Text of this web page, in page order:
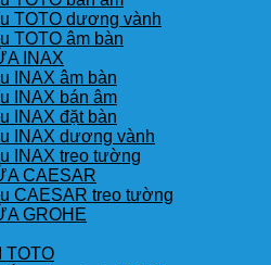
TOTO dương vành
TOTO âm bàn
INAX
INAX âm bàn
INAX bán âm
INAX đặt bàn
INAX dương vành
INAX treo tường
CAESAR
CAESAR treo tường
GROHE
TOTO